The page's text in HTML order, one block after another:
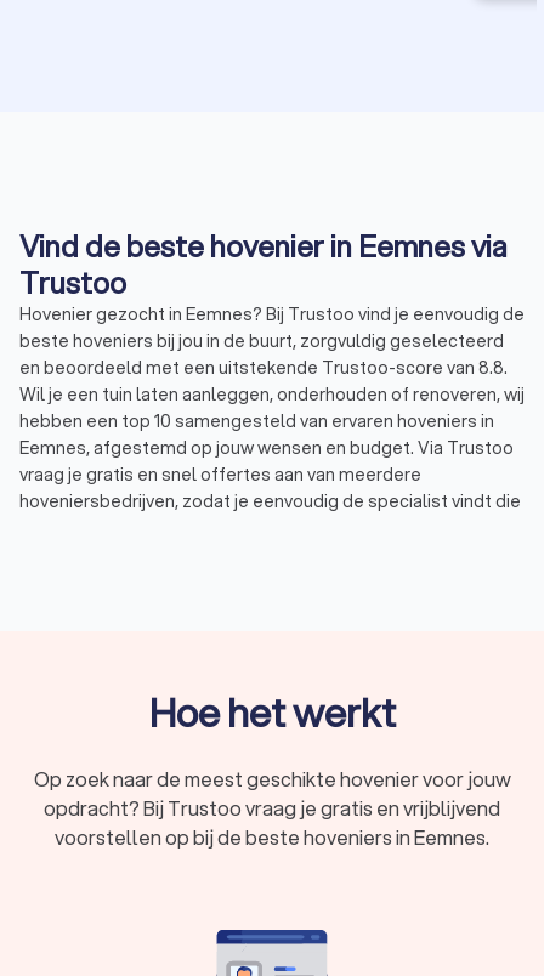
Vind de beste hovenier in Eemnes via
Trustoo
Hovenier gezocht in Eemnes? Bij Trustoo vind je eenvoudig de
beste hoveniers bij jou in de buurt, zorgvuldig geselecteerd
en beoordeeld met een uitstekende Trustoo-score van 8.8.
Wil je een tuin laten aanleggen, onderhouden of renoveren, wij
hebben een top 10 samengesteld van ervaren hoveniers in
Eemnes, afgestemd op jouw wensen en budget. Via Trustoo
vraag je gratis en snel offertes aan van meerdere
hoveniersbedrijven, zodat je eenvoudig de specialist vindt die
Een hovenier in Eemnes is gespecialiseerd in het aanleggen,
onderhouden en renoveren van tuinen. Dit vakmanschap gaat
bieden verschillende diensten aan, waaronder:
Tuinontwerp:een goed tuinontwerp is belangrijk voor
een mooie en functionele tuin. Hoveniers maken vaak
samen met een tuinarchitect een ontwerp dat rekening
opfrissen of compleet vernieuwen? Een
hoveniersbedrijf helpt je bij het renoveren van je tuin, van
Hoe het werkt
Op zoek naar de meest geschikte hovenier voor jouw
opdracht? Bij Trustoo vraag je gratis en vrijblijvend
voorstellen op bij de beste hoveniers in Eemnes.